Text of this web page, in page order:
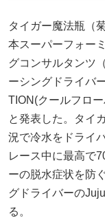
タイガー魔法瓶（
本スーパーフォー
グコンサルタンツ
ーシングドライバ
TION(クールフロ
と発表した。タイ
況で冷水をドライ
レース中に最高で
ーの脱水症状を防
グドライバーの
る。